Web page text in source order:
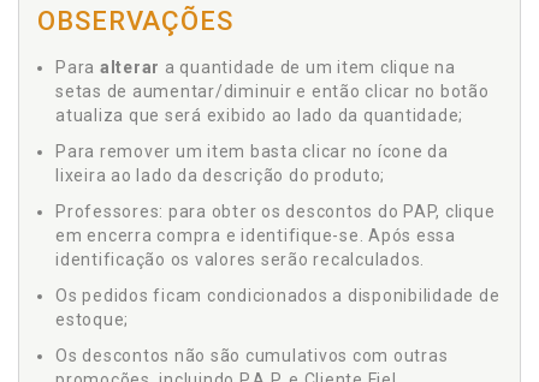
OBSERVAÇÕES
Para alterar a quantidade de um item clique na
setas de aumentar/diminuir e então clicar no botão
atualiza que será exibido ao lado da quantidade;
Para remover um item basta clicar no ícone da
lixeira ao lado da descrição do produto;
Professores: para obter os descontos do PAP, clique
em encerra compra e identifique-se. Após essa
identificação os valores serão recalculados.
Os pedidos ficam condicionados a disponibilidade de
estoque;
Os descontos não são cumulativos com outras